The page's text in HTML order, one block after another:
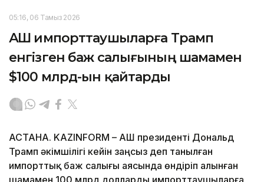
05:16, 06 Тамыз 2026
АҚШ импорттаушыларға Трамп
енгізген баж салығының шамамен
$100 млрд-ын қайтарды
АСТАНА. KAZINFORM – АҚШ президенті Дональд
Трамп әкімшілігі кейін заңсыз деп танылған
импорттық баж салығы аясында өндіріп алынған
шамамен 100 млрд долларды импорттаушыларға